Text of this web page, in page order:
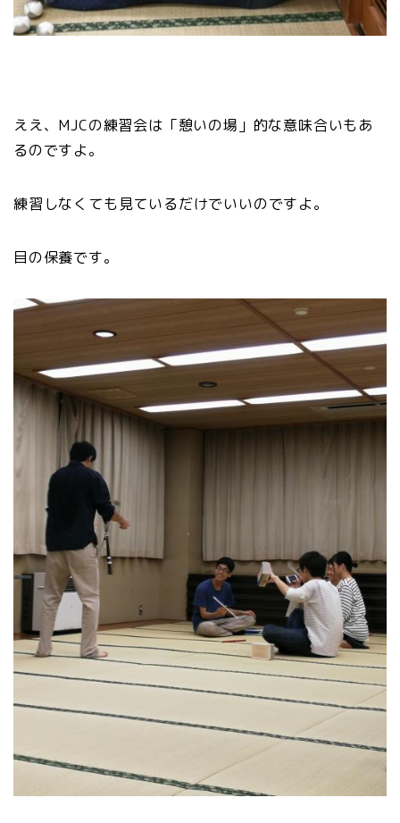
ええ、MJCの練習会は「憩いの場」的な意味合いもあ
るのですよ。
練習しなくても見ているだけでいいのですよ。
目の保養です。